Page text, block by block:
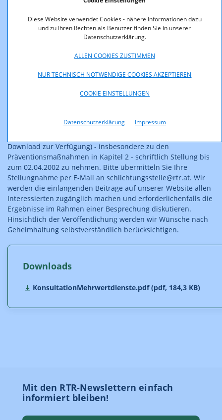
Diese Website verwendet Cookies - nähere Informationen dazu
und zu Ihren Rechten als Benutzer finden Sie in unserer
Datenschutzerklärung.
ALLEN COOKIES ZUSTIMMEN
NUR TECHNISCH NOTWENDIGE COOKIES AKZEPTIEREN
COOKIE EINSTELLUNGEN
Datenschutzerklärung Impressum
Schaffung von stabilen Bedingungen für die Erbringung
von Mehrwertdiensten
Hintanhaltung von Beschwerden, die im Zusammenhang
mit Mehrwertdiensten stehen
berücksichtigende Abwicklung von Beschwerdefällen
Themenkomplex der Mehrwertdienste
Wir laden die interessierte Öffentlichkeit ein, zu den
Download zur Verfügung) - insbesondere zu den
Präventionsmaßnahmen in Kapitel 2 - schriftlich Stellung bis
zum 02.04.2002 zu nehmen. Bitte übermitteln Sie Ihre
Stellungnahme per E-Mail an schlichtungsstelle@rtr.at. Wir
werden die einlangenden Beiträge auf unserer Website allen
Interessierten zugänglich machen und erforderlichenfalls die
Ergebnisse im Rahmen einer Besprechung diskutieren.
Hinsichtlich der Veröffentlichung werden wir Wünsche nach
Geheimhaltung selbstverständlich berücksichtigen.
Downloads
KonsultationMehrwertdienste.pdf (pdf, 184,3 KB)
Mit den RTR-Newslettern einfach
informiert bleiben!